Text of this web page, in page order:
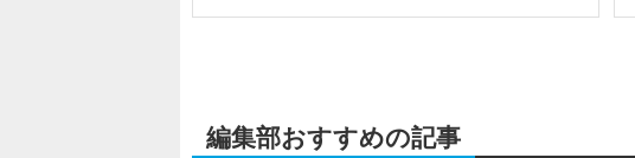
編集部おすすめの記事